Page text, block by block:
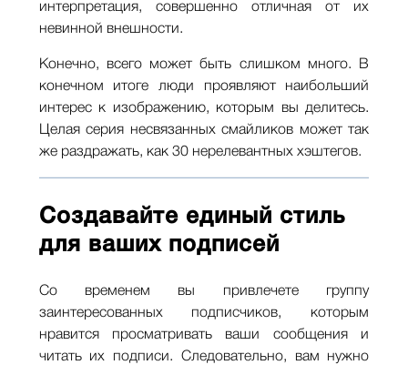
интерпретация, совершенно отличная от их
невинной внешности.
Конечно, всего может быть слишком много. В
конечном итоге люди проявляют наибольший
интерес к изображению, которым вы делитесь.
Целая серия несвязанных смайликов может так
же раздражать, как 30 нерелевантных хэштегов.
Создавайте единый стиль
для ваших подписей
Со временем вы привлечете группу
заинтересованных подписчиков, которым
нравится просматривать ваши сообщения и
читать их подписи. Следовательно, вам нужно